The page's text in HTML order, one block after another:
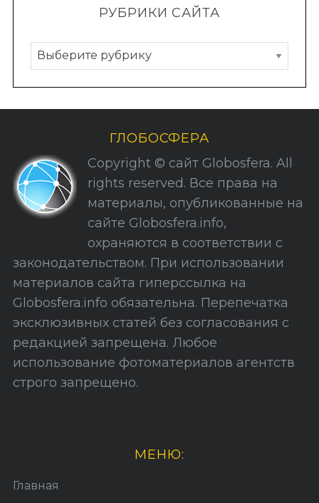
РУБРИКИ САЙТА
Р
у
б
р
и
С
а
а
ГЛОБОСФЕРА
Copyright © сайт Globosfera. All
rights reserved. Все права на
материалы, опубликованные на
сайте Globosfera.info,
охраняются в соответствии с
законодательством. При использовании
материалов сайта гиперссылка на
Globosfera.info обязательна. Перепечатка
эксклюзивных статей без согласования с
редакцией запрещена. Любое
использование фотоматериалов агентств
строго запрещено.
МЕНЮ:
Главная